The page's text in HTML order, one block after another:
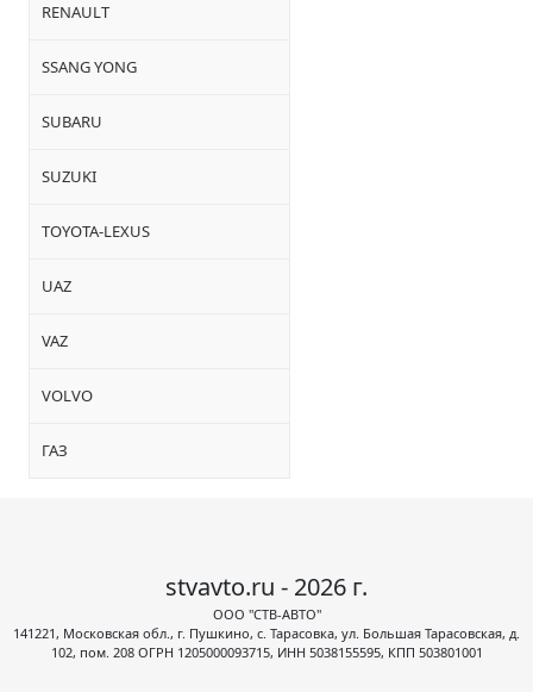
RENAULT
SSANG YONG
SUBARU
SUZUKI
TOYOTA-LEXUS
UAZ
VAZ
VOLVO
ГАЗ
stvavto.ru - 2026 г.
ООО "СТВ-АВТО"
141221, Московская обл., г. Пушкино, с. Тарасовка, ул. Большая Тарасовская, д.
102, пом. 208 ОГРН 1205000093715, ИНН 5038155595, КПП 503801001